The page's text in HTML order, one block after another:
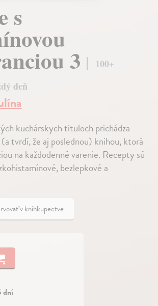
s
3
100+
deň
kuchárskych tituloch prichádza
tvrdí, že aj poslednou) knihou, ktorá
na každodenné varenie. Recepty sú
bezlepkové a
v kníhkupectve
dní